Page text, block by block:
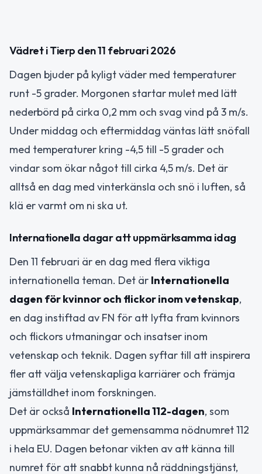
Vädret i Tierp den 11 februari 2026
Dagen bjuder på kyligt väder med temperaturer
runt -5 grader. Morgonen startar mulet med lätt
nederbörd på cirka 0,2 mm och svag vind på 3 m/s.
Under middag och eftermiddag väntas lätt snöfall
med temperaturer kring -4,5 till -5 grader och
vindar som ökar något till cirka 4,5 m/s. Det är
alltså en dag med vinterkänsla och snö i luften, så
klä er varmt om ni ska ut.
Internationella dagar att uppmärksamma idag
Den 11 februari är en dag med flera viktiga
internationella teman. Det är Internationella
dagen för kvinnor och flickor inom vetenskap,
en dag instiftad av FN för att lyfta fram kvinnors
och flickors utmaningar och insatser inom
vetenskap och teknik. Dagen syftar till att inspirera
fler att välja vetenskapliga karriärer och främja
jämställdhet inom forskningen.
Det är också Internationella 112-dagen, som
uppmärksammar det gemensamma nödnumret 112
i hela EU. Dagen betonar vikten av att känna till
numret för att snabbt kunna nå räddningstjänst,